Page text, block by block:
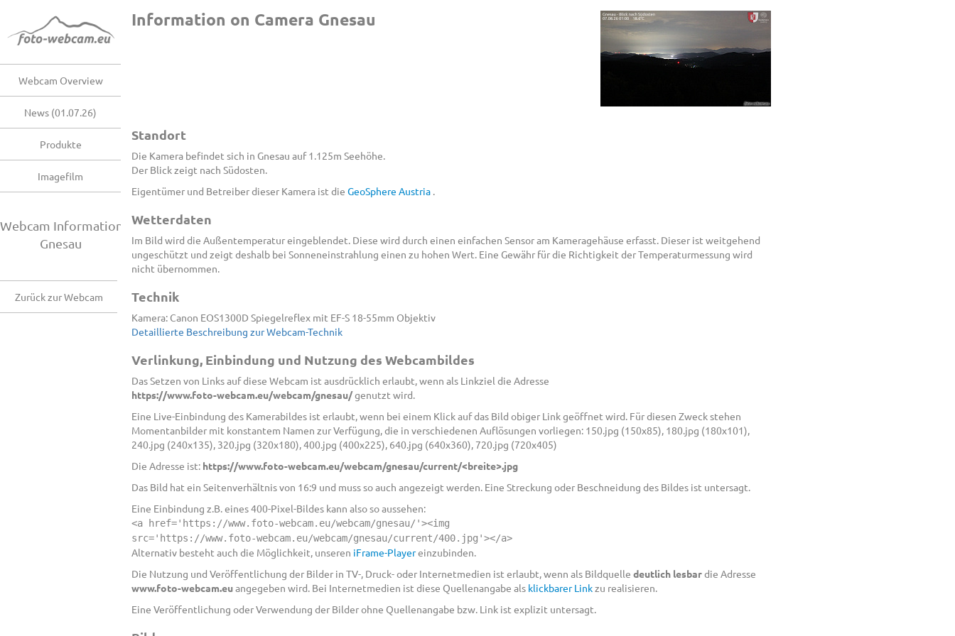
Webcam Overview
News (01.07.26)
Produkte
Imagefilm
Webcam Information
Gnesau
Zurück zur Webcam
Information on Camera Gnesau
Standort
Die Kamera befindet sich in Gnesau auf 1.125m Seehöhe.
Der Blick zeigt nach Südosten.
Eigentümer und Betreiber dieser Kamera ist die GeoSphere Austria .
Wetterdaten
Im Bild wird die Außentemperatur eingeblendet. Diese wird durch einen einfachen Sensor am Kameragehäuse erfasst. Dieser ist weitgehend
ungeschützt und zeigt deshalb bei Sonneneinstrahlung einen zu hohen Wert. Eine Gewähr für die Richtigkeit der Temperaturmessung wird
nicht übernommen.
Technik
Kamera: Canon EOS1300D Spiegelreflex mit EF-S 18-55mm Objektiv
Detaillierte Beschreibung zur Webcam-Technik
Verlinkung, Einbindung und Nutzung des Webcambildes
Das Setzen von Links auf diese Webcam ist ausdrücklich erlaubt, wenn als Linkziel die Adresse
https://www.foto-webcam.eu/webcam/gnesau/genutzt wird.
Eine Live-Einbindung des Kamerabildes ist erlaubt, wenn bei einem Klick auf das Bild obiger Link geöffnet wird. Für diesen Zweck stehen
Momentanbilder mit konstantem Namen zur Verfügung, die in verschiedenen Auflösungen vorliegen: 150.jpg (150x85), 180.jpg (180x101),
240.jpg (240x135), 320.jpg (320x180), 400.jpg (400x225), 640.jpg (640x360), 720.jpg (720x405)
Die Adresse ist: https://www.foto-webcam.eu/webcam/gnesau/current/<breite>.jpg
Das Bild hat ein Seitenverhältnis von 16:9 und muss so auch angezeigt werden. Eine Streckung oder Beschneidung des Bildes ist untersagt.
Eine Einbindung z.B. eines 400-Pixel-Bildes kann also so aussehen:
<a href='https://www.foto-webcam.eu/webcam/gnesau/'><img
src='https://www.foto-webcam.eu/webcam/gnesau/current/400.jpg'></a>
Alternativ besteht auch die Möglichkeit, unseren iFrame-Playereinzubinden.
Die Nutzung und Veröffentlichung der Bilder in TV-, Druck- oder Internetmedien ist erlaubt, wenn als Bildquelle deutlich lesbardie Adresse
www.foto-webcam.euangegeben wird. Bei Internetmedien ist diese Quellenangabe als klickbarer Linkzu realisieren.
Eine Veröffentlichung oder Verwendung der Bilder ohne Quellenangabe bzw. Link ist explizit untersagt.